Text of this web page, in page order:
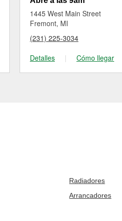
1445 West Main Street
Fremont, MI
(231) 225-3034
Detalles
| Cómo llegar
Radiadores
Arrancadores